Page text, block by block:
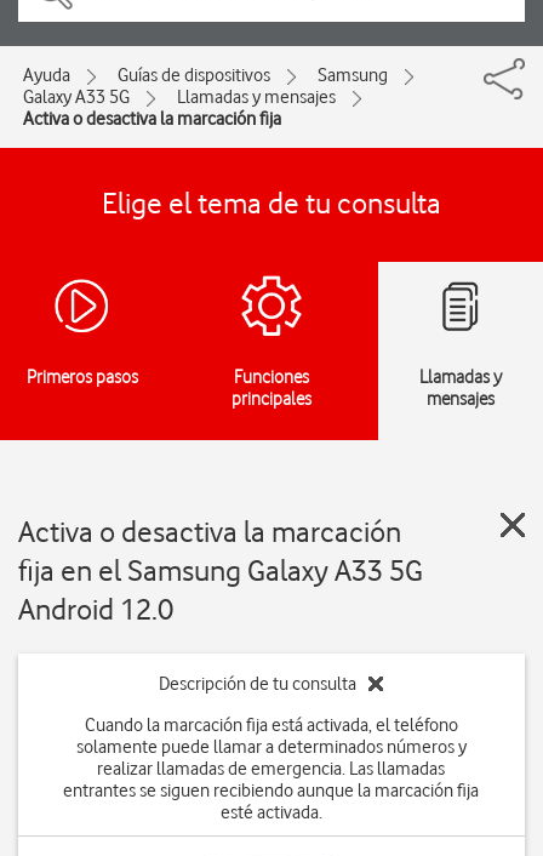
Ayuda Guías de dispositivos
Samsung
Galaxy A33 5G
Llamadas y mensajes
Activa o desactiva la marcación fija
Elige el tema de tu consulta
Primeros pasos
Funciones
principales
Llamadas y
mensajes
Activa o desactiva la marcación
fija en el Samsung Galaxy A33 5G
Android 12.0
Descripción de tu consulta
Cuando la marcación fija está activada, el teléfono
solamente puede llamar a determinados números y
realizar llamadas de emergencia. Las llamadas
entrantes se siguen recibiendo aunque la marcación fija
esté activada.